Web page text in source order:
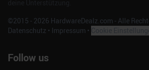
©2015 - 2026 HardwareDealz.com - Alle
Datenschutz • Impressum •
Follow us